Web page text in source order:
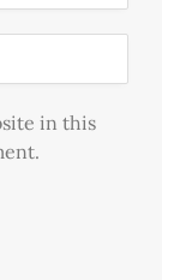
in this